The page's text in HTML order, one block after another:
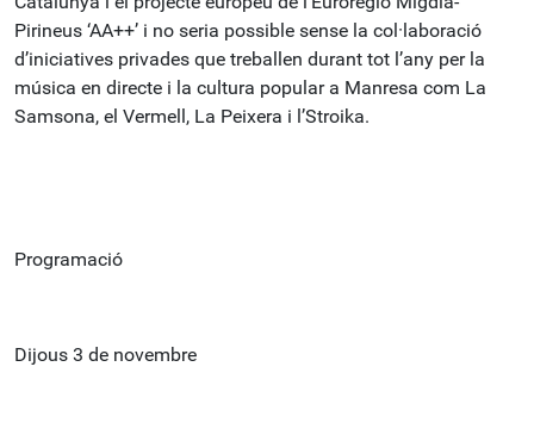
Pirineus ‘AA++’ i no seria possible sense la col·laboració
d’iniciatives privades que treballen durant tot l’any per la
música en directe i la cultura popular a Manresa com La
Samsona, el Vermell, La Peixera i l’Stroika.
Programació
Dijous 3 de novembre